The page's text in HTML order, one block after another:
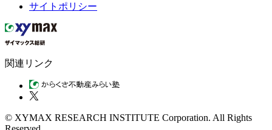
サイトポリシー
関連リンク
© XYMAX RESEARCH INSTITUTE Corporation. All Rights